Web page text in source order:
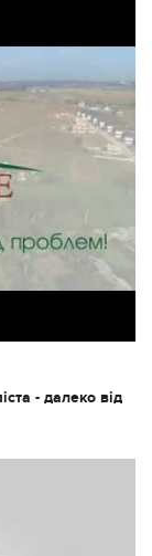
- далеко від